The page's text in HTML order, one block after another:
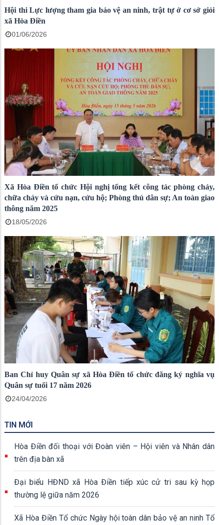
Hội thi Lực lượng tham gia bảo vệ an ninh, trật tự ở cơ sở giỏi
xã Hòa Điền
01/06/2026
Xã Hòa Điền tổ chức Hội nghị tổng kết công tác phòng cháy,
chữa cháy và cứu nạn, cứu hộ; Phòng thủ dân sự; An toàn giao
thông năm 2025
18/05/2026
Ban Chỉ huy Quân sự xã Hòa Điền tổ chức đăng ký nghĩa vụ
Quân sự tuổi 17 năm 2026
24/04/2026
TIN MỚI
Hòa Điền đối thoại với Đoàn viên – Hội viên và Nhân dân
trên địa bàn xã
Đại biểu HĐND xã Hòa Điền tiếp xúc cử tri sau kỳ họp
thường lệ giữa năm 2026
Xã Hòa Điền Tổ chức Ngày hội toàn dân bảo vệ an ninh Tổ